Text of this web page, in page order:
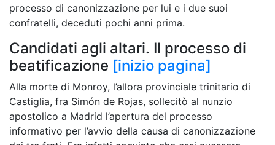
processo di canonizzazione per lui e i due suoi
confratelli, deceduti pochi anni prima.
Candidati agli altari. Il processo di
beatificazione [inizio pagina]
Alla morte di Monroy, l’allora provinciale trinitario di
Castiglia, fra Simón de Rojas, sollecitò al nunzio
apostolico a Madrid l’apertura del processo
informativo per l’avvio della causa di canonizzazione